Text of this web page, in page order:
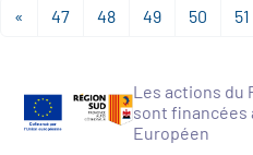
« 47 48 49 50 51
Les actions du
sont financées
Européen